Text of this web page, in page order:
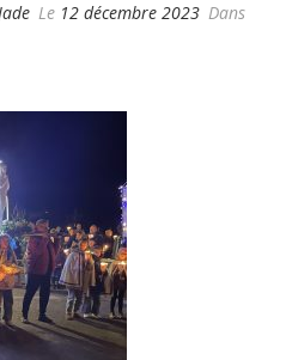
Le 12 décembre 2023 Dans